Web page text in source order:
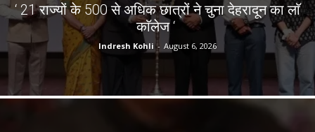
‘ 21 राज्यों के 500 से अधिक छात्रों ने चुना देहरादून का लाॅ
काॅलेज ‘
Indresh Kohli - August 6, 2026